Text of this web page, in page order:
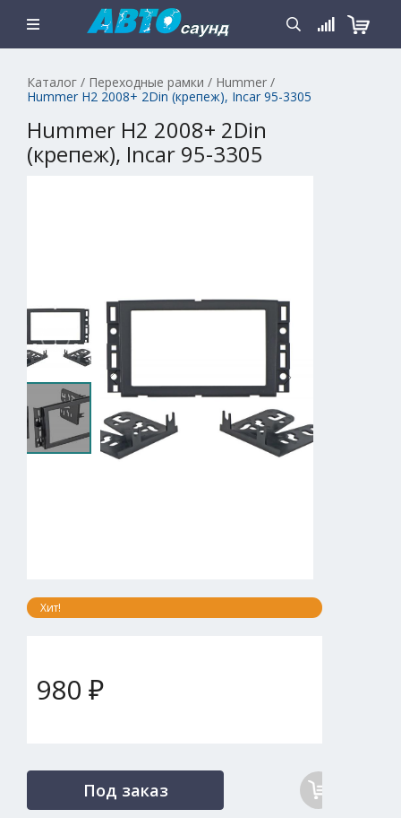
Каталог / Переходные рамки / Hummer /
Hummer H2 2008+ 2Din (крепеж), Incar 95-3305
Hummer H2 2008+ 2Din
(крепеж), Incar 95-3305
Хит!
980 ₽
Под заказ